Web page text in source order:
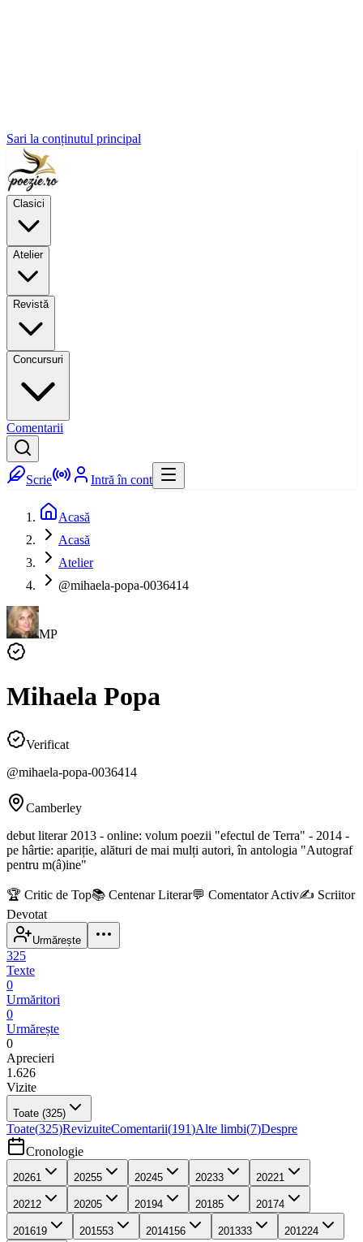
Sari la conținutul principal
Clasici
Atelier
Revistă
Concursuri
Comentarii
Scrie Intră în cont
Acasă
Acasă
Atelier
@mihaela-popa-0036414
MP
Mihaela Popa
Verificat
@mihaela-popa-0036414
Camberley
debut literar 2013 - online: volum poezii "efectul de Terra" - 2014 -
pe hârtie: apariție, alături de mai mulți autori, în antologia "Autograf
pentru m(â)ine"
🏆 Critic de Top📚 Centenar Literar💬 Comentator Activ✍️ Scriitor
Devotat
Urmărește
325
Texte
0
Urmăritori
0
Urmărește
0
Aprecieri
1.626
Vizite
Toate (325)
Toate(325)RevizuiteComentarii(191)Alte limbi(7)Despre
Cronologie
20261 20255 20245 20233 20221
2021 2 20205 20194 20185 20174
201619 201553 2014156 201333 201224